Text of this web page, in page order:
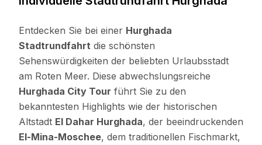
Entdecken Sie bei einer Hurghada
Stadtrundfahrt die schönsten
Sehenswürdigkeiten der beliebten Urlaubsstadt
am Roten Meer. Diese abwechslungsreiche
Hurghada City Tour führt Sie zu den
bekanntesten Highlights wie der historischen
Altstadt El Dahar Hurghada, der beeindruckenden
El-Mina-Moschee, dem traditionellen Fischmarkt,